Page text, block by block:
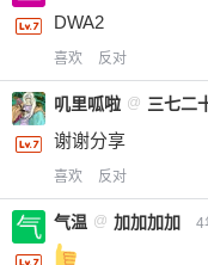
DWA2
喜欢 反对
叽里呱啦 @ 三七二
谢谢分享
喜欢 反对
气温 @ 加加加加 4